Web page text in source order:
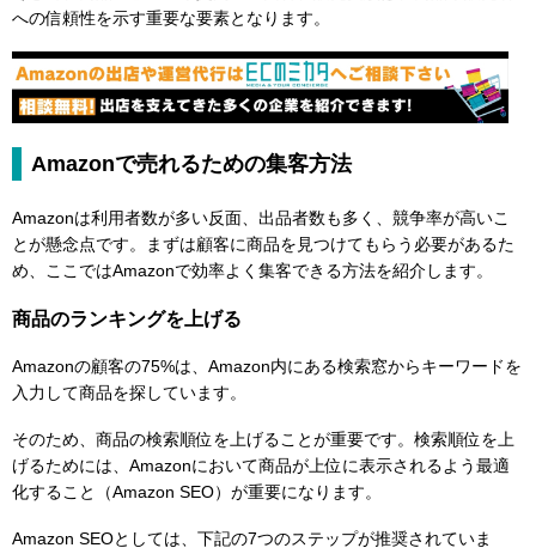
への信頼性を示す重要な要素となります。
Amazonで売れるための集客方法
Amazonは利用者数が多い反面、出品者数も多く、競争率が高いこ
とが懸念点です。まずは顧客に商品を見つけてもらう必要があるた
め、ここではAmazonで効率よく集客できる方法を紹介します。
商品のランキングを上げる
Amazonの顧客の75%は、Amazon内にある検索窓からキーワードを
入力して商品を探しています。
そのため、商品の検索順位を上げることが重要です。検索順位を上
げるためには、Amazonにおいて商品が上位に表示されるよう最適
化すること（Amazon SEO）が重要になります。
Amazon SEOとしては、下記の7つのステップが推奨されていま